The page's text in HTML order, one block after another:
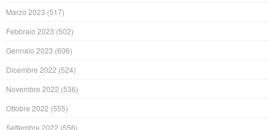
Marzo 2023 (517)
Febbraio 2023 (502)
Gennaio 2023 (606)
Dicembre 2022 (524)
Novembre 2022 (536)
Ottobre 2022 (555)
Settembre 2022 (556)